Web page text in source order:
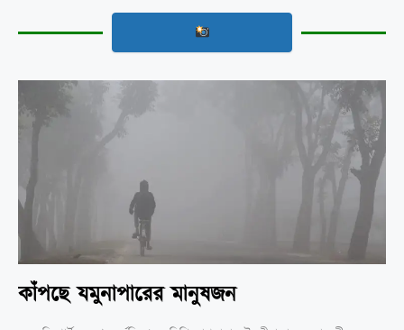
কাঁপছে যমুনাপারের মানুষজন